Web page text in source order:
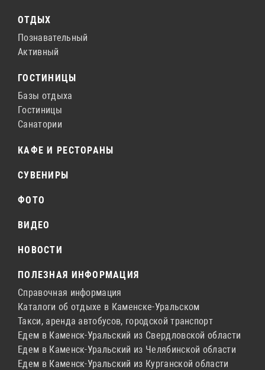
ОТДЫХ
Познавательный
Активный
ГОСТИНИЦЫ
Базы отдыха
Гостиницы
Санатории
КАФЕ И РЕСТОРАНЫ
СУВЕНИРЫ
ФОТО
ВИДЕО
НОВОСТИ
ПОЛЕЗНАЯ ИНФОРМАЦИЯ
Справочная информация
Каталоги об отдыхе в Каменске-Уральском
Такси, аренда автобусов, городской транспорт
Едем в Каменск-Уральский из Свердловской области
Едем в Каменск-Уральский из Челябинской области
Едем в Каменск-Уральский из Курганской области